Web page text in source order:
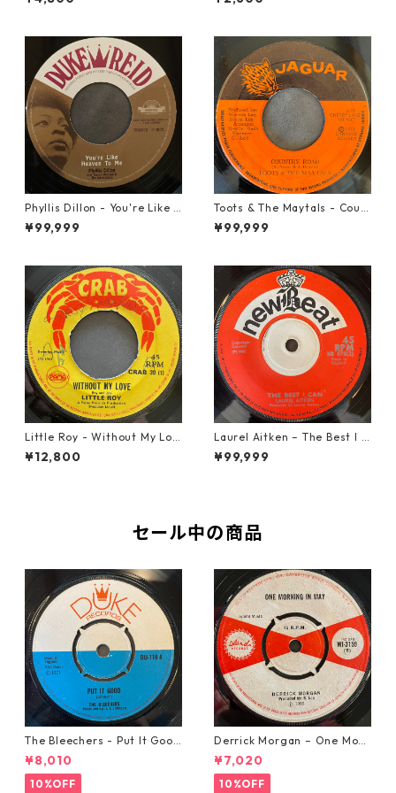
Phyllis Dillon - You're Like H
eaven To Me【7-21913】
¥99,999
Toots & The Maytals - Coun
try Road【7-21951】
¥99,999
Little Roy - Without My Lov
e【7-21990】
¥12,800
Laurel Aitken ‎– The Best I C
an【7-22012】
¥99,999
セール中の商品
The Bleechers - Put It Good
【7-21637】
¥8,010
10%OFF
Derrick Morgan – One Morn
ing In May【7-21653】
¥7,020
10%OFF